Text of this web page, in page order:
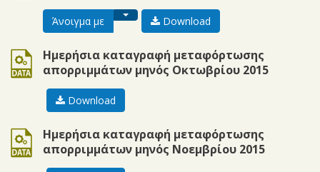
Άνοιγμα με Toggle dropdown
Download
Ημερήσια καταγραφή μεταφόρτωσης
απορριμμάτων μηνός Οκτωβρίου 2015
ods
Download
Ημερήσια καταγραφή μεταφόρτωσης
απορριμμάτων μηνός Νοεμβρίου 2015
ods